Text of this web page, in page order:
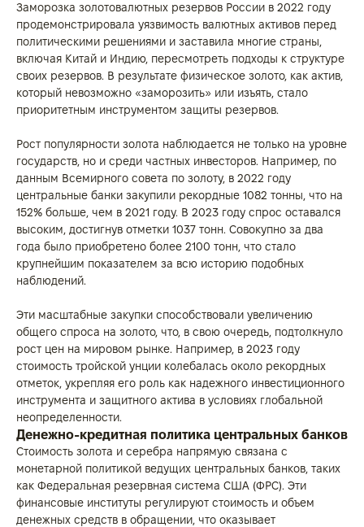
Заморозка золотовалютных резервов России в 2022 году
продемонстрировала уязвимость валютных активов перед
политическими решениями и заставила многие страны,
включая Китай и Индию, пересмотреть подходы к структуре
своих резервов. В результате физическое золото, как актив,
который невозможно «заморозить» или изъять, стало
приоритетным инструментом защиты резервов.
Рост популярности золота наблюдается не только на уровне
государств, но и среди частных инвесторов. Например, по
данным Всемирного совета по золоту, в 2022 году
центральные банки закупили рекордные 1082 тонны, что на
152% больше, чем в 2021 году. В 2023 году спрос оставался
высоким, достигнув отметки 1037 тонн. Совокупно за два
года было приобретено более 2100 тонн, что стало
крупнейшим показателем за всю историю подобных
наблюдений.
Эти масштабные закупки способствовали увеличению
общего спроса на золото, что, в свою очередь, подтолкнуло
рост цен на мировом рынке. Например, в 2023 году
стоимость тройской унции колебалась около рекордных
отметок, укрепляя его роль как надежного инвестиционного
инструмента и защитного актива в условиях глобальной
неопределенности.
Денежно-кредитная политика центральных банков
Стоимость золота и серебра напрямую связана с
монетарной политикой ведущих центральных банков, таких
как Федеральная резервная система США (ФРС). Эти
финансовые институты регулируют стоимость и объем
денежных средств в обращении, что оказывает